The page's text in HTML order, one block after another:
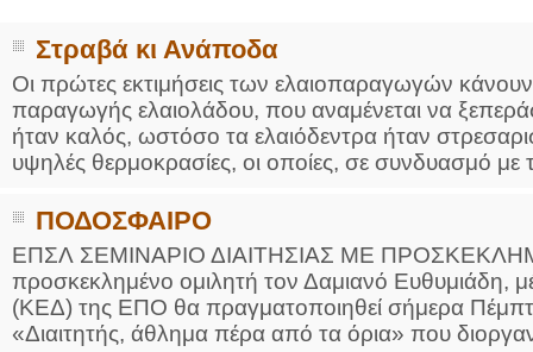
Στραβά κι Ανάποδα
Οι πρώτες εκτιμήσεις των ελαιοπαραγωγών
παραγωγής ελαιολάδου, που αναμένεται να
ήταν καλός, ωστόσο τα ελαιόδεντρα ήταν
υψηλές θερμοκρασίες, οι οποίες, σε συνδυασμό με
ΠΟΔΟΣΦΑΙΡΟ
ΕΠΣΛ ΣΕΜΙΝΑΡΙΟ ΔΙΑΙΤΗΣΙΑΣ ΜΕ
προσκεκλημένο ομιλητή τον Δαμιανό Ευθυμιάδη,
(ΚΕΔ) της ΕΠΟ θα πραγματοποιηθεί σήμερα
«Διαιτητής, άθλημα πέρα από τα όρια» που